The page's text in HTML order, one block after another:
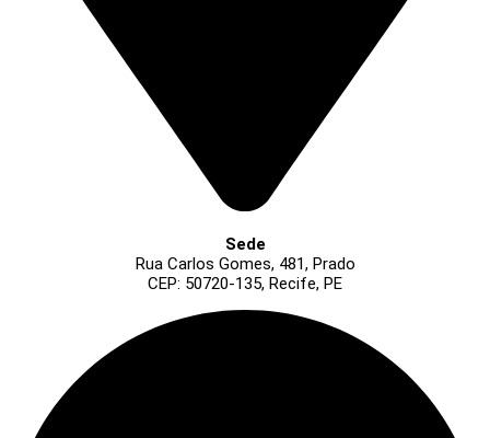
Sede
Rua Carlos Gomes, 481, Prado
CEP: 50720-135, Recife, PE